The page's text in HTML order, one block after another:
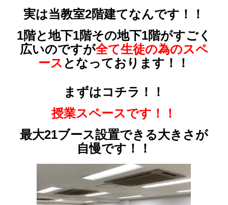
実は当教室2階建てなんです！！
1階と地下1階その地下1階がすごく
広いのですが全て生徒の為のスペ
ース となっております！！
まずはコチラ！！
授業スペースです！！
最大21ブース設置できる大きさが
自慢です！！